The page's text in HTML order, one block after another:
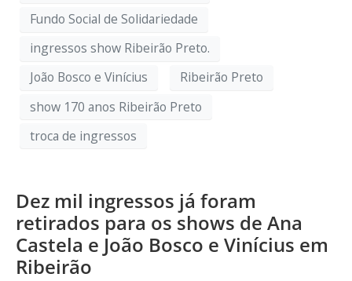
Fundo Social de Solidariedade
ingressos show Ribeirão Preto.
João Bosco e Vinícius
Ribeirão Preto
show 170 anos Ribeirão Preto
troca de ingressos
Dez mil ingressos já foram
retirados para os shows de Ana
Castela e João Bosco e Vinícius em
Ribeirão